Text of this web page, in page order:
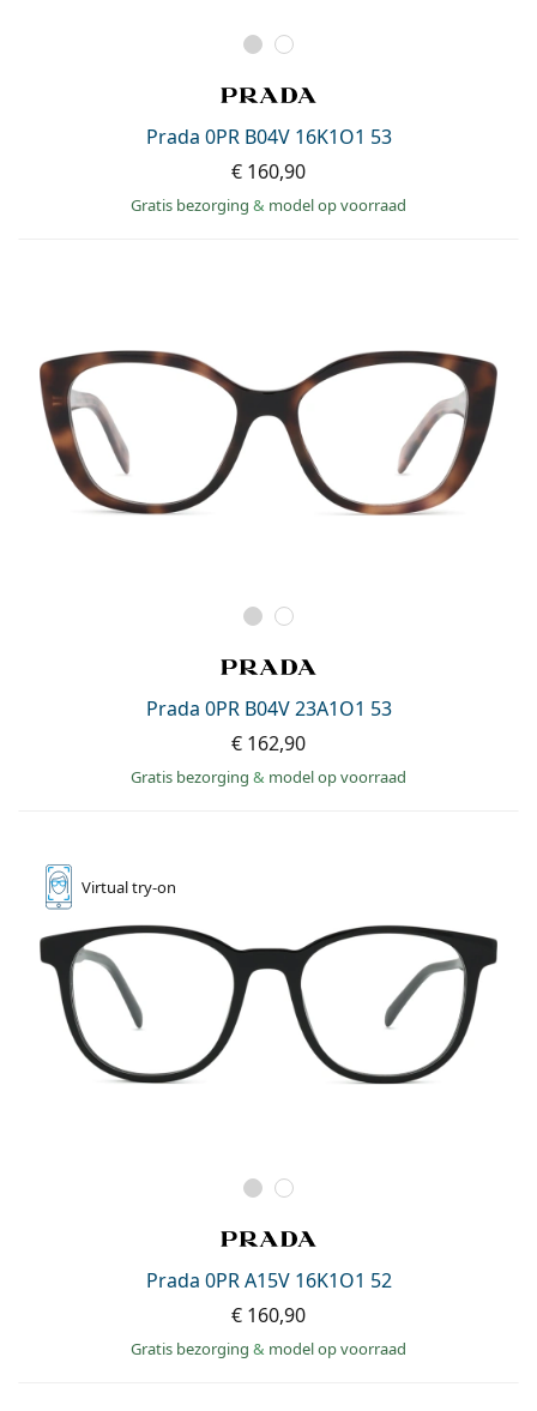
Prada 0PR B04V 16K1O1 53
€ 160,90
Gratis bezorging & model op voorraad
Prada 0PR B04V 23A1O1 53
€ 162,90
Gratis bezorging & model op voorraad
Virtualtry-on
Prada 0PR A15V 16K1O1 52
€ 160,90
Gratis bezorging & model op voorraad